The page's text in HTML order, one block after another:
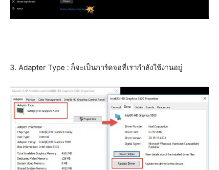
3. Adapter Type : ก็จะเป็นการ์ดจอที่เรากำลังใช้งานอยู่